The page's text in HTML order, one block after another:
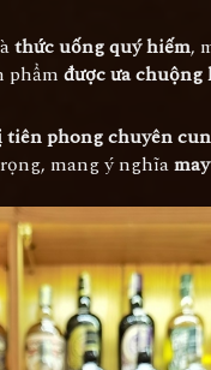
thức uống quý hiếm,
phẩm được ưa chuộng
tiên phong chuyên
mang ý nghĩa